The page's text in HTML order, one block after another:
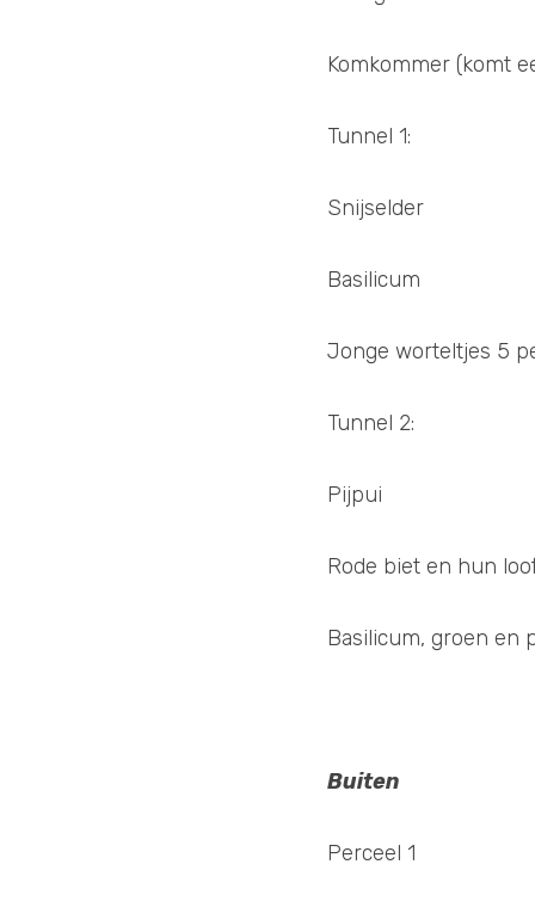
Komkommer (komt
Tunnel 1:
Snijselder
Basilicum
Jonge worteltjes 5
Tunnel 2:
Pijpui
Rode biet en hun
Basilicum, groen en
Buiten
Perceel 1